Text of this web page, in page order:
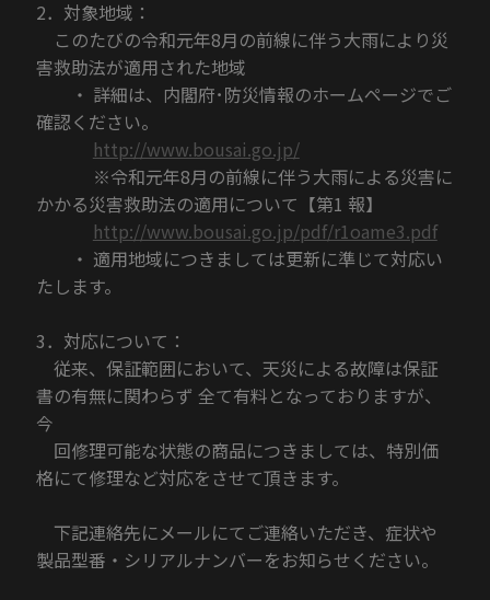
2．対象地域：
このたびの令和元年8月の前線に伴う大雨により災
害救助法が適用された地域
・ 詳細は、内閣府･防災情報のホームページでご
確認ください。
http://www.bousai.go.jp/
※令和元年8月の前線に伴う大雨による災害に
かかる災害救助法の適用について【第1 報】
http://www.bousai.go.jp/pdf/r1oame3.pdf
・ 適用地域につきましては更新に準じて対応い
たします。
3．対応について：
従来、保証範囲において、天災による故障は保証
書の有無に関わらず 全て有料となっておりますが、
今
回修理可能な状態の商品につきましては、特別価
格にて修理など対応をさせて頂きます。
下記連絡先にメールにてご連絡いただき、症状や
製品型番・シリアルナンバーをお知らせください。